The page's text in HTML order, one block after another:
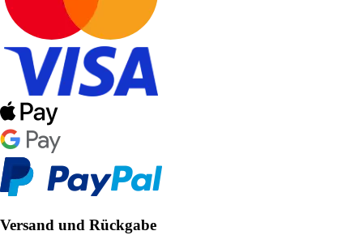
Versand und Rückgabe